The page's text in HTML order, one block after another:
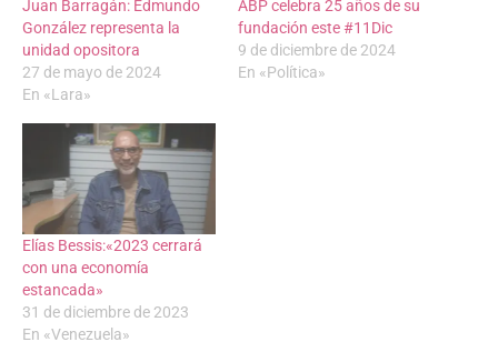
Juan Barragán: Edmundo
González representa la
unidad opositora
27 de mayo de 2024
En «Lara»
ABP celebra 25 años de su
fundación este #11Dic
9 de diciembre de 2024
En «Política»
Elías Bessis:«2023 cerrará
con una economía
estancada»
31 de diciembre de 2023
En «Venezuela»